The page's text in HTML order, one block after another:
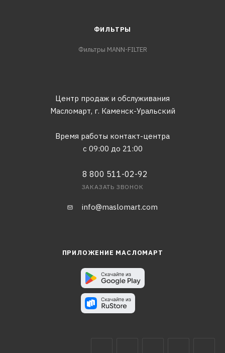
ФИЛЬТРЫ
Фильтры MANN-FILTER
Центр продаж и обслуживания
Масломарт, г. Каменск-Уральский
Время работы контакт-центра
с 09:00 до 21:00
8 800 511-02-92
ЗАКАЗАТЬ ЗВОНОК
info@maslomart.com
ПРИЛОЖЕНИЕ МАСЛОМАРТ